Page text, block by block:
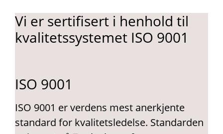
Vi er sertifisert i henhold til
kvalitetssystemet ISO 9001
ISO 9001
ISO 9001 er verdens mest anerkjente
standard for kvalitetsledelse. Standarden